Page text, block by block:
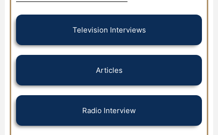
Television Interviews
Articles
Radio Interview